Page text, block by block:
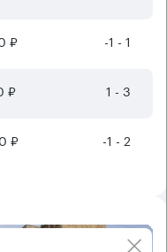
₽ -1 - 1
₽ 1 - 3
₽ -1 - 2